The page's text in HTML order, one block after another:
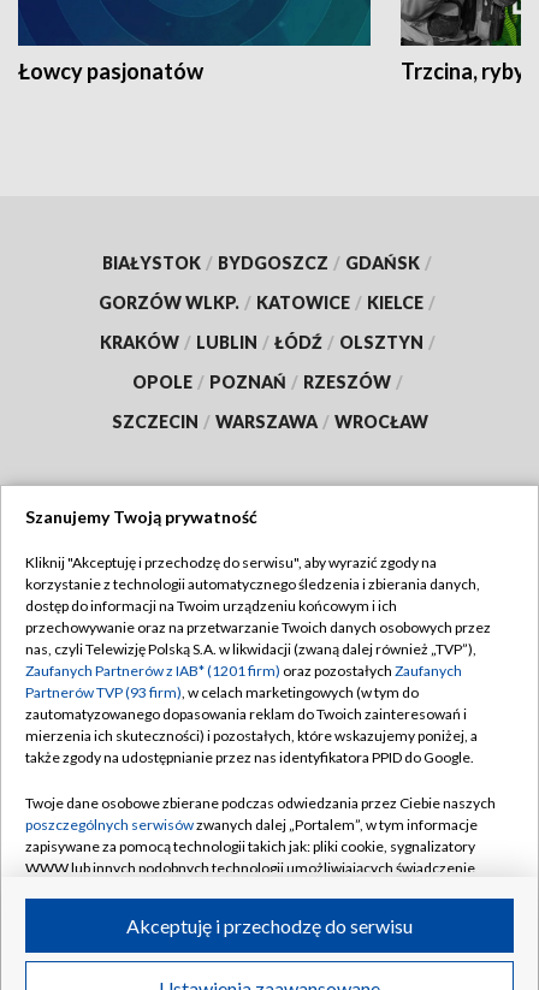
Łowcy pasjonatów Trzcina, ryby
BIAŁYSTOK / BYDGOSZCZ / GDAŃSK /
GORZÓW WLKP. / KATOWICE / KIELCE /
KRAKÓW / LUBLIN / ŁÓDŹ / OLSZTYN /
OPOLE / POZNAŃ / RZESZÓW /
SZCZECIN / WARSZAWA / WROCŁAW
TVP
Abonament TVP
Emisja w TVP
Centrum informacji TVP
Naziemna Telewizja Cyfrowa
Rada Programowa
System NOS
Informacje o nadawcy
Program dla prasy
Regulamin TVP
Polityka prywatności
Moje zgody
Pomoc
Kontakt
Kanały
©2026 Telewizja Polska S.A. w likwidacji
Szanujemy Twoją prywatność
Kliknij "Akceptuję i przechodzę do serwisu", aby wyrazić zgody na
korzystanie z technologii automatycznego śledzenia i zbierania danych,
dostęp do informacji na Twoim urządzeniu końcowym i ich
przechowywanie oraz na przetwarzanie Twoich danych osobowych przez
nas, czyli Telewizję Polską S.A. w likwidacji (zwaną dalej również „TVP”),
Zaufanych Partnerów z IAB* (1201 firm) oraz pozostałych Zaufanych
Partnerów TVP (93 firm), w celach marketingowych (w tym do
zautomatyzowanego dopasowania reklam do Twoich zainteresowań i
mierzenia ich skuteczności) i pozostałych, które wskazujemy poniżej, a
także zgody na udostępnianie przez nas identyfikatora PPID do Google.
Twoje dane osobowe zbierane podczas odwiedzania przez Ciebie naszych
poszczególnych serwisówzwanych dalej „Portalem”, w tym informacje
zapisywane za pomocą technologii takich jak: pliki cookie, sygnalizatory
WWW lub innych podobnych technologii umożliwiających świadczenie
ruchu w Internecie.
Twoje dane osobowe zbierane podczas odwiedzania przez Ciebie
Akceptuję i przechodzę do serwisu